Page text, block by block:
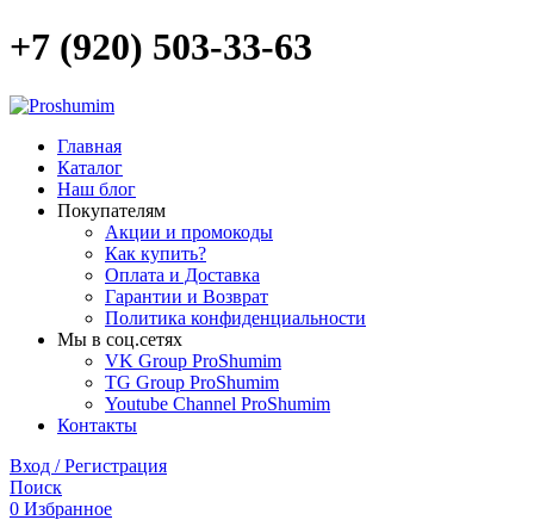
+7 (920) 503-33-63
Главная
Каталог
Наш блог
Покупателям
Акции и промокоды
Как купить?
Оплата и Доставка
Гарантии и Возврат
Политика конфиденциальности
Мы в соц.сетях
VK Group ProShumim
TG Group ProShumim
Youtube Channel ProShumim
Контакты
Вход / Регистрация
Поиск
0 Избранное